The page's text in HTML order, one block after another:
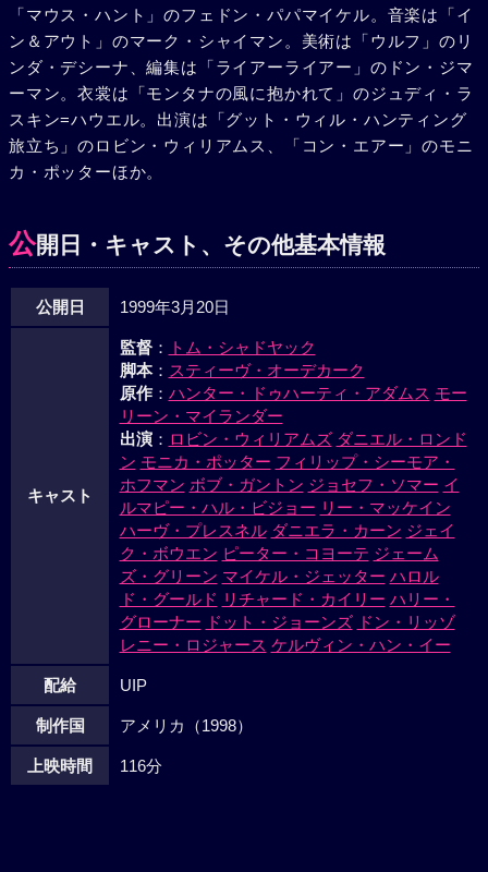
「マウス・ハント」のフェドン・パパマイケル。音楽は「イ
ン＆アウト」のマーク・シャイマン。美術は「ウルフ」のリ
ンダ・デシーナ、編集は「ライアーライアー」のドン・ジマ
ーマン。衣裳は「モンタナの風に抱かれて」のジュディ・ラ
スキン=ハウエル。出演は「グット・ウィル・ハンティング
旅立ち」のロビン・ウィリアムス、「コン・エアー」のモニ
カ・ポッターほか。
公開日・キャスト、その他基本情報
公開日 1999年3月20日
キャスト
監督：
トム・シャドヤック
脚本： スティーヴ・オーデカーク
原作： ハンター・ドゥハーティ・アダムス モー
リーン・マイランダー
出演： ロビン・ウィリアムズ ダニエル・ロンド
ン モニカ・ポッター フィリップ・シーモア・
ホフマン ボブ・ガントン ジョセフ・ソマー イ
ルマピー・ハル・ビジョー リー・マッケイン
ハーヴ・プレスネル ダニエラ・カーン ジェイ
ク・ボウエン ピーター・コヨーテ ジェーム
ズ・グリーン マイケル・ジェッター ハロル
ド・グールド リチャード・カイリー ハリー・
グローナー ドット・ジョーンズ ドン・リッゾ
レニー・ロジャース ケルヴィン・ハン・イー
配給 UIP
制作国 アメリカ（1998）
上映時間 116分